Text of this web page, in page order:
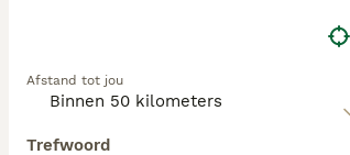
Afstand tot jou
Trefwoord